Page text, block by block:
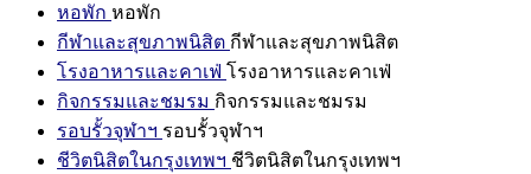
หอพัก หอพัก
กีฬาและสุขภาพนิสิต กีฬาและสุขภาพนิสิต
โรงอาหารและคาเฟ่ โรงอาหารและคาเฟ่
กิจกรรมและชมรม กิจกรรมและชมรม
รอบรั้วจุฬาฯ รอบรั้วจุฬาฯ
ชีวิตนิสิตในกรุงเทพฯ ชีวิตนิสิตในกรุงเทพฯ